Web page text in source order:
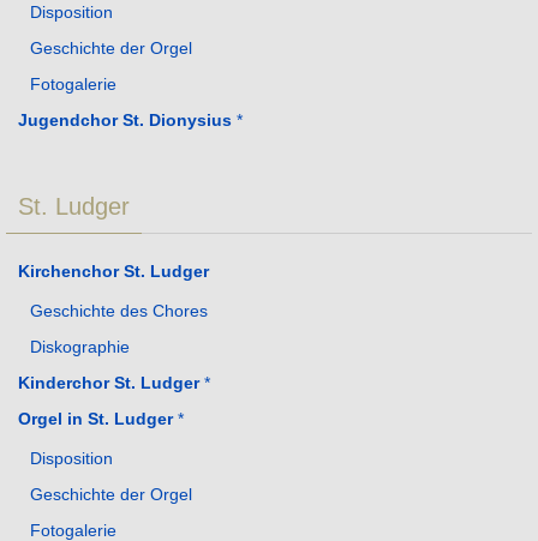
Disposition
Geschichte der Orgel
Fotogalerie
Jugendchor St. Dionysius *
St. Ludger
Kirchenchor St. Ludger
Geschichte des Chores
Diskographie
Kinderchor St. Ludger*
Orgel in St. Ludger*
Disposition
Geschichte der Orgel
Fotogalerie